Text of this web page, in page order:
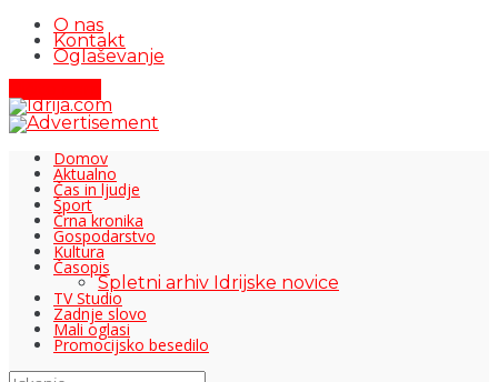
O nas
Kontakt
Oglaševanje
Domov
Aktualno
Čas in ljudje
Šport
Črna kronika
Gospodarstvo
Kultura
Časopis
Spletni arhiv Idrijske novice
TV Studio
Zadnje slovo
Mali oglasi
Promocijsko besedilo